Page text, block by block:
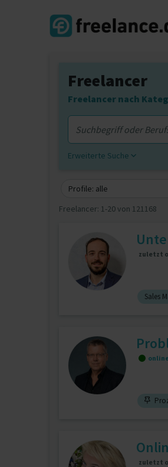
Freelancer
Freelancer nach
Erweiterte Suche
Profile: alle
Freelancer: 1-20 von 121168
zuletzt
Sales
zuletzt